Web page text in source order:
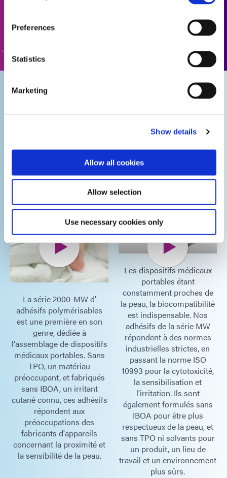
Preferences
Statistics
Marketing
Show details
Allow all cookies
Allow selection
Use necessary cookies only
Adhésifs
l'assemblage de
dispositifs
médicaux
La série 2000-MW d'
adhésifs polymérisables
est une première en son
genre, dédiée à
l'assemblage de dispositifs
médicaux portables. Sans
TPO, un matériau
préoccupant, et fabriqués
sans IBOA, un irritant
cutané connu, ces adhésifs
répondent aux
préoccupations des
fabricants d'appareils
concernant la proximité et
la sensibilité de la peau.
Adhésifs Dymax
assemblage de
dispositif
portables
Les dispositifs médicaux
portables étant
constamment proches de
la peau, la biocompatibilité
est indispensable. Nos
adhésifs de la série MW
répondent à des normes
industrielles strictes, en
passant la norme ISO
10993 pour la cytotoxicité,
la sensibilisation et
l'irritation. Ils sont
également formulés sans
IBOA pour être plus
respectueux de la peau, et
sans TPO ni solvants pour
un produit, un lieu de
travail et un environnement
plus sûrs.